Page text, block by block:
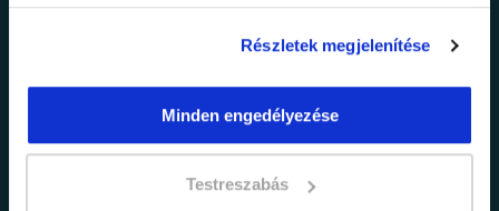
Részletek megjelenítése
Minden engedélyezése
Testreszabás
legfrissebb híreinkről és időszakos